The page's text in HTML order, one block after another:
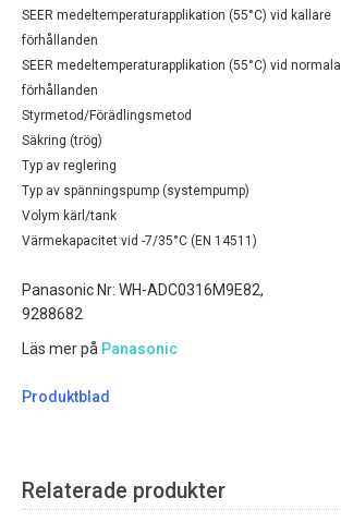
SEER medeltemperaturapplikation (55°C) vid kallare
förhållanden
SEER medeltemperaturapplikation (55°C) vid normala
förhållanden
Styrmetod/Förädlingsmetod
Säkring (trög)
Typ av reglering
Typ av spänningspump (systempump)
Volym kärl/tank
Värmekapacitet vid -7/35°C (EN 14511)
Panasonic Nr: WH-ADC0316M9E82,
9288682
Läs mer på Panasonic
Produktblad
Relaterade produkter